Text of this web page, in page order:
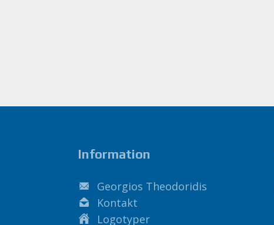
Information
Georgios Theodoridis
Kontakt
Logotyper